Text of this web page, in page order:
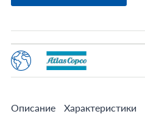
Описание Характеристики